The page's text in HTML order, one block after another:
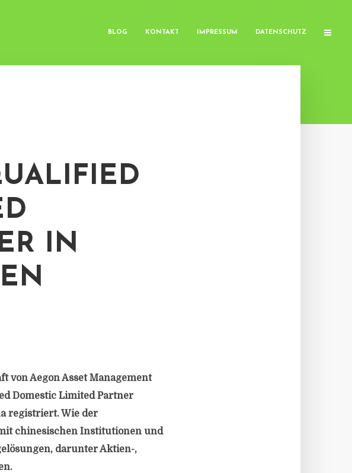
BLOG KONTAKT IMPRESSUM DATENSCHUTZ
IN
von Aegon Asset Management
Domestic Limited Partner
registriert. Wie der
chinesischen Institutionen und
darunter Aktien-,